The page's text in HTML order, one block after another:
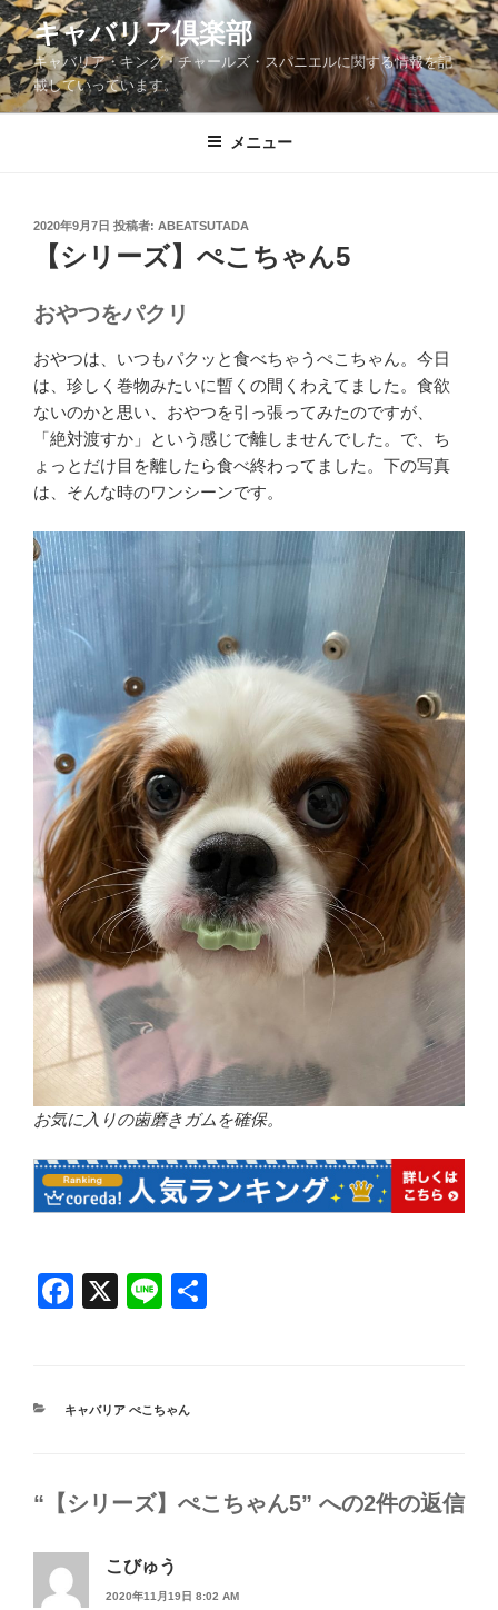
コ
ン
テ
ン
ツ
キャバリア倶楽部
キャバリア・キング・チャールズ・スパニエルに関する情報を記
載していっています。
メニュー
投
2020年9月7日 投稿者: ABEATSUTADA
【シリーズ】ぺこちゃん5
おやつをパクリ
おやつは、いつもパクッと食べちゃうぺこちゃん。今日
は、珍しく巻物みたいに暫くの間くわえてました。食欲
ないのかと思い、おやつを引っ張ってみたのですが、
「絶対渡すか」という感じで離しませんでした。で、ち
ょっとだけ目を離したら食べ終わってました。下の写真
は、そんな時のワンシーンです。
お気に入りの歯磨きガムを確保。
F
e
o
X
Li
カ
ー
キャバリア ぺこちゃん
“【シリーズ】ぺこちゃん5” への2件の返信
こびゅう
2020年11月19日 8:02 AM